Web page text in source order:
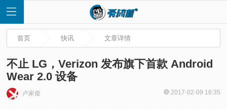
首
首页 快讯 文章详情
不止 LG，Verizon 发布旗下首款 Android
Wear 2.0 设备
卢家俊 2017-02-09 16:35